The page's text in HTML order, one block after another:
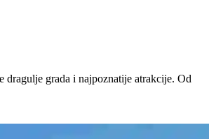
grada i najpoznatije atrakcije. Od